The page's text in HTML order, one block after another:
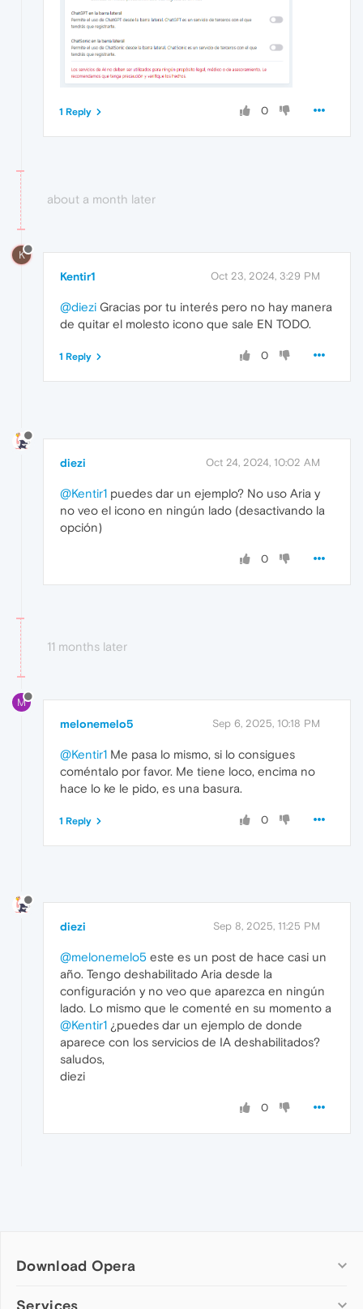
0
1 Reply
about a month later
K
Kentir1 Oct 23, 2024, 3:29 PM
@diezi Gracias por tu interés pero no hay manera
de quitar el molesto icono que sale EN TODO.
0
1 Reply
diezi Oct 24, 2024, 10:02 AM
@Kentir1 puedes dar un ejemplo? No uso Aria y
no veo el icono en ningún lado (desactivando la
opción)
0
11 months later
M
melonemelo5 Sep 6, 2025, 10:18 PM
@Kentir1 Me pasa lo mismo, si lo consigues
coméntalo por favor. Me tiene loco, encima no
hace lo ke le pido, es una basura.
0
1 Reply
diezi Sep 8, 2025, 11:25 PM
@melonemelo5 este es un post de hace casi un
año. Tengo deshabilitado Aria desde la
configuración y no veo que aparezca en ningún
lado. Lo mismo que le comenté en su momento a
@Kentir1 ¿puedes dar un ejemplo de donde
aparece con los servicios de IA deshabilitados?
saludos,
diezi
0
Download Opera
Computer browsers
Services